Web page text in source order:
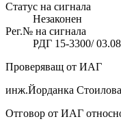
Статус на сигнала
Незаконен
Рег.№ на сигнала
РДГ 15-3300/
Проверяващ от ИАГ
инж.Йорданка
Отговор от ИАГ